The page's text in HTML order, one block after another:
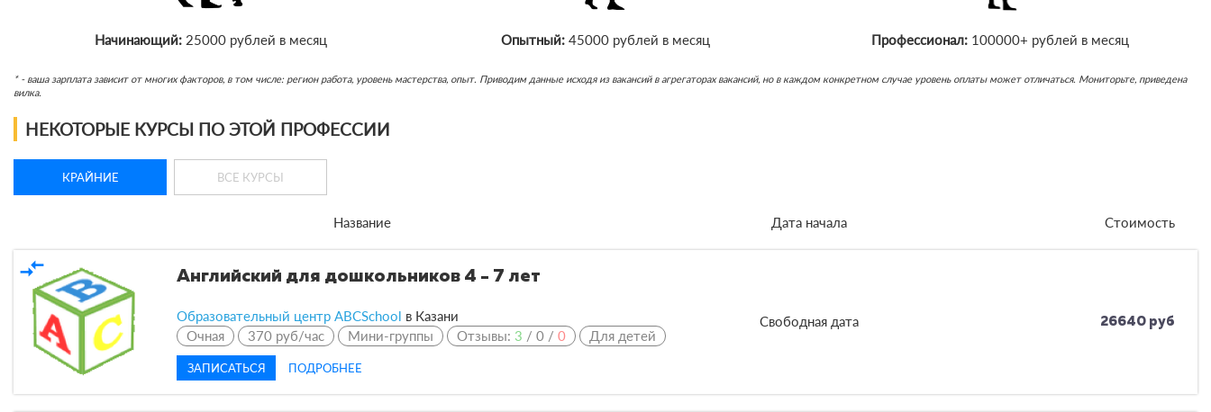
Начинающий:25000 рублей в месяц Опытный:45000 рублей в месяц Профессионал:100000+ рублей в месяц
* - ваша зарплата зависит от многих факторов, в том числе: регион работа, уровень мастерства, опыт. Приводим данные исходя из вакансий в агрегаторах вакансий, но в каждом конкретном случае уровень оплаты может отличаться. Мониторьте, приведена
вилка.
НЕКОТОРЫЕ КУРСЫ ПО ЭТОЙ ПРОФЕССИИ
КРАЙНИЕ ВСЕ КУРСЫ
Название Дата начала Стоимость
compare_arrows Английский для дошкольников 4 - 7 лет
Образовательный центр ABCSchool в Казани
Очная
370 руб/час Мини-группы Отзывы: 3 / 0 / 0 Для детей
ЗАПИСАТЬСЯ ПОДРОБНЕЕ
Свободная дата 26640 руб